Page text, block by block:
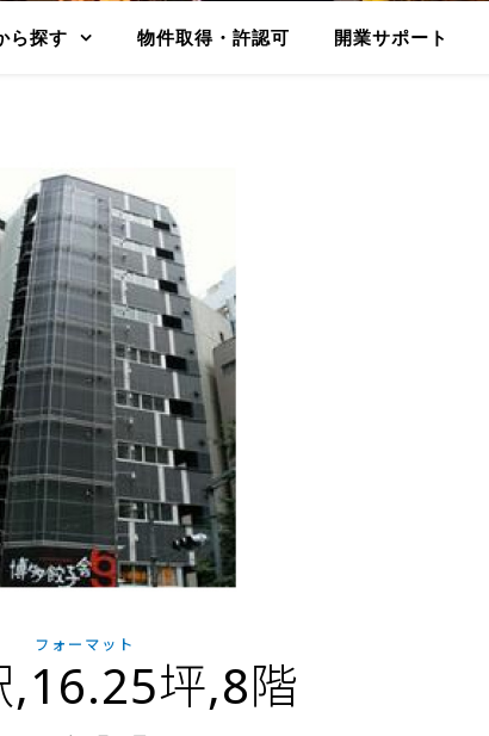
ら探す 物件取得・許認可 開業サポート
フォーマット
,16.25坪,8階